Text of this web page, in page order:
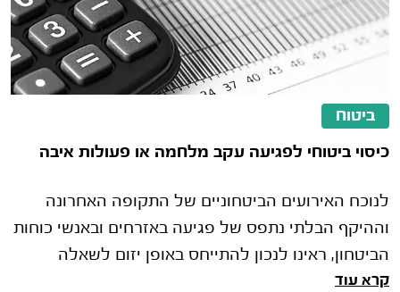
ביטוח
כיסוי ביטוחי לפגיעה עקב מלחמה או פעולות איבה
לנוכח האירועים הביטחוניים של התקופה האחרונה
וההיקף הבלתי נתפס של פגיעה באזרחים ובאנשי כוחות
הביטחון, ראינו לנכון להתייחס באופן יזום לשאלה
הבאה: האם יש כיסוי ביטוחי לפגיעה הנגרמת כתוצאה
קרא עוד